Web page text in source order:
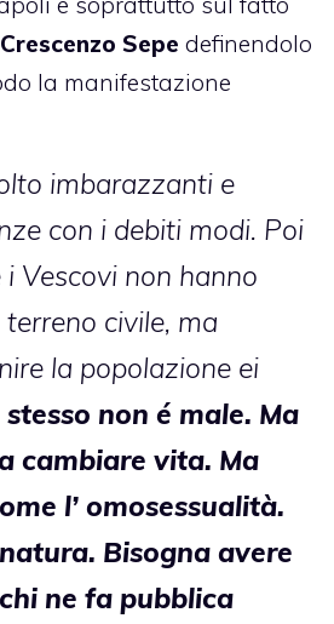
Crescenzo Sepe definendolo
la manifestazione
imbarazzanti e
con i debiti modi. Poi
Vescovi non hanno
civile, ma
la popolazione ei
non é male. Ma
cambiare vita. Ma
l’ omosessualità.
Bisogna avere
ne fa pubblica